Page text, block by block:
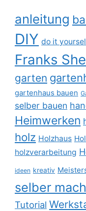
anleitung
DIY do it
Franks
garten
gartenhaus bauen
selber bauen
Heimwerken
holz Holzhaus
holzverarbeitung
ideen kreativ
selber
Tutorial